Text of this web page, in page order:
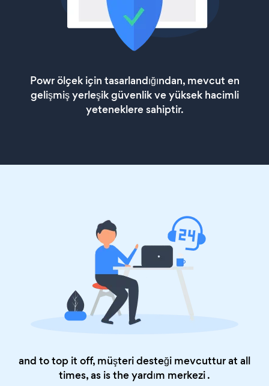
Powr ölçek için tasarlandığından, mevcut en
gelişmiş yerleşik güvenlik ve yüksek hacimli
yeteneklere sahiptir.
and to top it off, müşteri desteği mevcuttur at all
times, as is theyardım merkezi.